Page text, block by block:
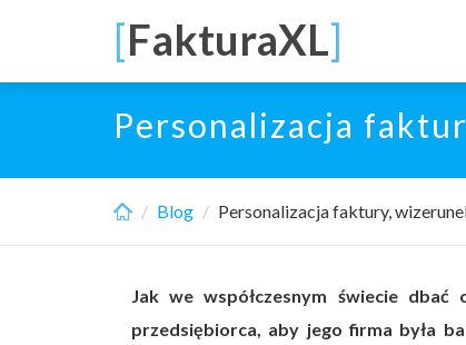
main
[FakturaXL]
Personalizacja
Blog Personalizacja faktury,
Jak we współczesnym świecie
przedsiębiorca, aby jego firma była